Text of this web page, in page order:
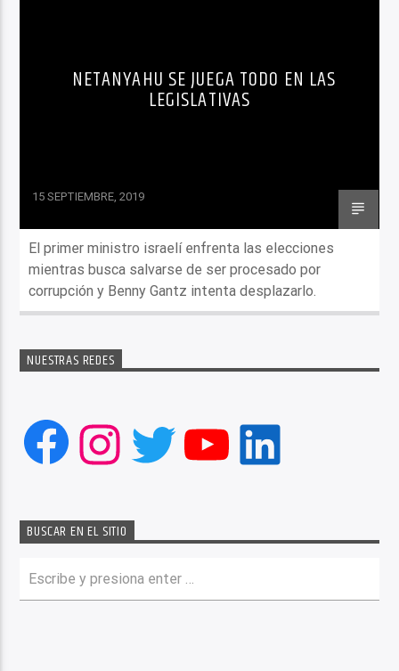
NETANYAHU SE JUEGA TODO EN LAS
LEGISLATIVAS
15 SEPTIEMBRE, 2019
El primer ministro israelí enfrenta las elecciones
mientras busca salvarse de ser procesado por
corrupción y Benny Gantz intenta desplazarlo.
NUESTRAS REDES
Facebook
Instagram
Twitter
YouTube
LinkedIn
BUSCAR EN EL SITIO